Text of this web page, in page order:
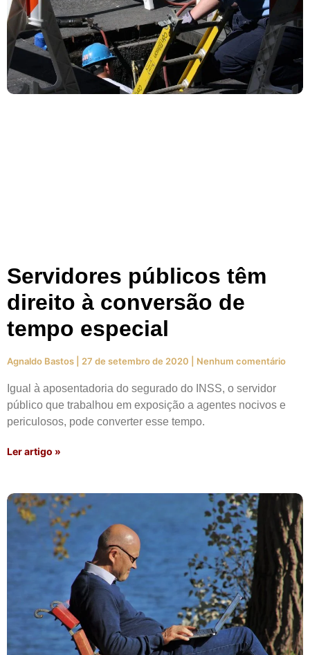
Servidores públicos têm
direito à conversão de
tempo especial
Agnaldo Bastos 27 de setembro de 2020 Nenhum comentário
Igual à aposentadoria do segurado do INSS, o servidor
público que trabalhou em exposição a agentes nocivos e
periculosos, pode converter esse tempo.
Ler artigo »